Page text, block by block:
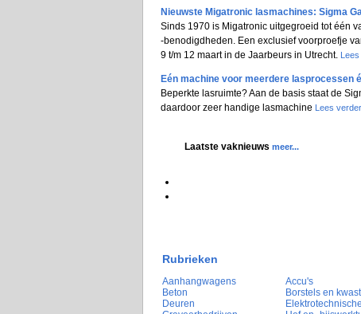
Nieuwste Migatronic lasmachines: Sigma
Sinds 1970 is Migatronic uitgegroeid tot één
-benodigdheden. Een exclusief voorproefje
9 t/m 12 maart in de Jaarbeurs in Utrecht. Lees
Eén machine voor meerdere lasprocessen
Beperkte lasruimte? Aan de basis staat de
daardoor zeer handige lasmachine Lees
Laatste vaknieuws meer...
Rubrieken
Aanhangwagens Accu's
Beton
Borstels en
Deuren